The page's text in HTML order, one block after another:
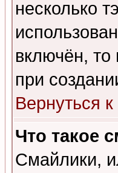
несколько
включён, то
при
Вернуться
Что такое
Смайлики,